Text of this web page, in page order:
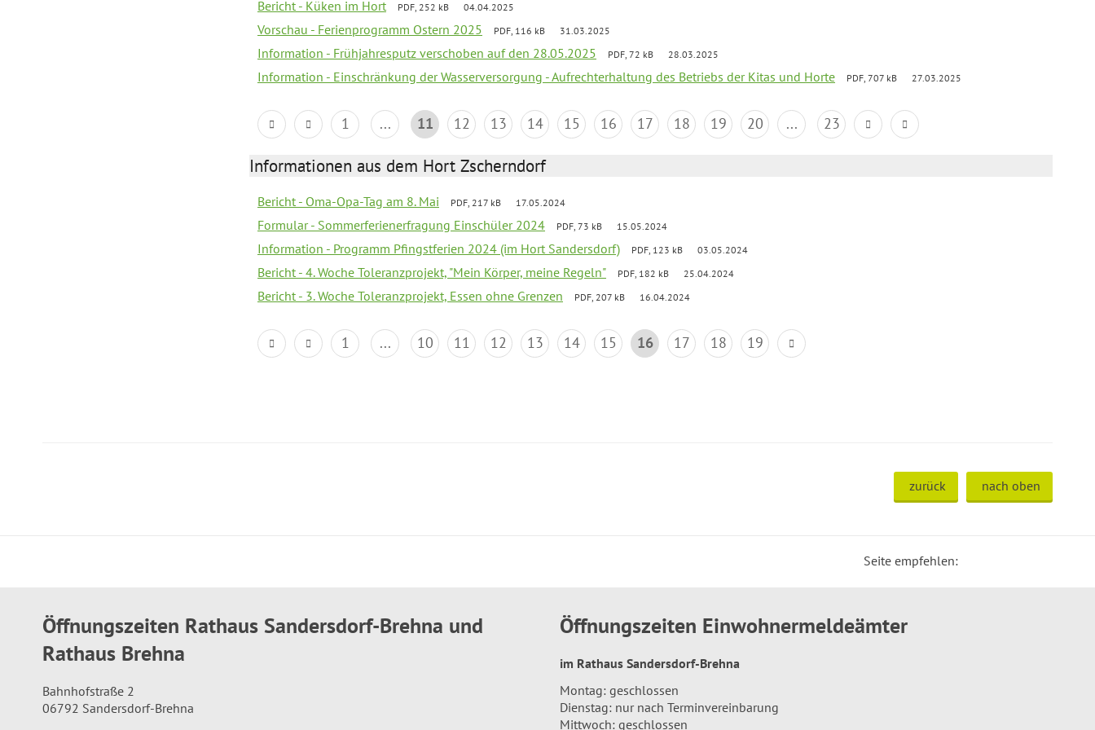
Bericht - Küken im Hort PDF, 252 kB 04.04.2025
Vorschau - Ferienprogramm Ostern 2025 PDF, 116 kB 31.03.2025
Information - Frühjahresputz verschoben auf den 28.05.2025 PDF, 72 kB 28.03.2025
Information - Einschränkung der Wasserversorgung - Aufrechterhaltung des Betriebs der Kitas und Horte PDF, 707 kB 27.03.2025
1 ... 11 12 13 14 15 16 17 18 19 20 ... 23
Informationen aus dem Hort Zscherndorf
Bericht - Oma-Opa-Tag am 8. Mai PDF, 217 kB 17.05.2024
Formular - Sommerferienerfragung Einschüler 2024 PDF, 73 kB 15.05.2024
Information - Programm Pfingstferien 2024 (im Hort Sandersdorf) PDF, 123 kB 03.05.2024
Bericht - 4. Woche Toleranzprojekt, "Mein Körper, meine Regeln" PDF, 182 kB 25.04.2024
Bericht - 3. Woche Toleranzprojekt, Essen ohne Grenzen PDF, 207 kB 16.04.2024
1 ... 10 11 12 13 14 15 16 17 18 19
zurück nach oben
Seite empfehlen:
Öffnungszeiten Rathaus Sandersdorf-Brehna und
Rathaus Brehna
Bahnhofstraße 2
06792 Sandersdorf-Brehna
Öffnungszeiten Einwohnermeldeämter
im Rathaus Sandersdorf-Brehna
Montag: geschlossen
Dienstag: nur nach Terminvereinbarung
Mittwoch: geschlossen